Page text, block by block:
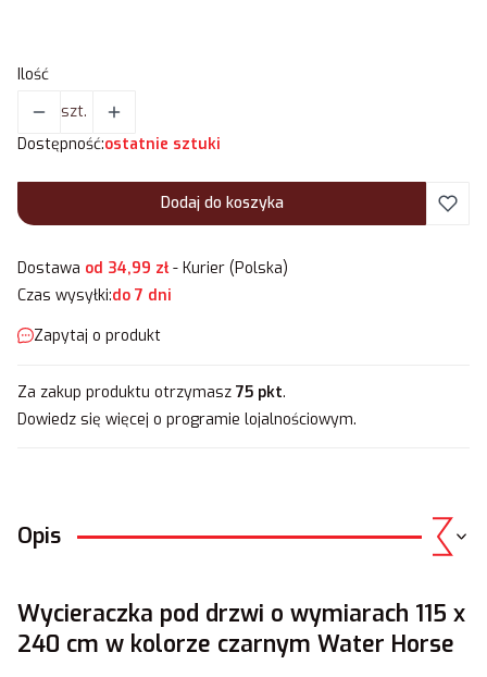
Ilość
szt.
Dostępność:ostatnie sztuki
Dodaj do koszyka
Dostawa od 34,99 zł- Kurier (Polska)
Czas wysyłki:do 7 dni
Zapytaj o produkt
Za zakup produktu otrzymasz 75 pkt.
Dowiedz się więcej o programie lojalnościowym.
Opis
Wycieraczka pod drzwi o wymiarach 115 x
240 cm w kolorze czarnym Water Horse